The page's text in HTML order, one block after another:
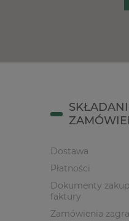
Dostawa
Płatności
Dokumenty
faktury
Zamówienia